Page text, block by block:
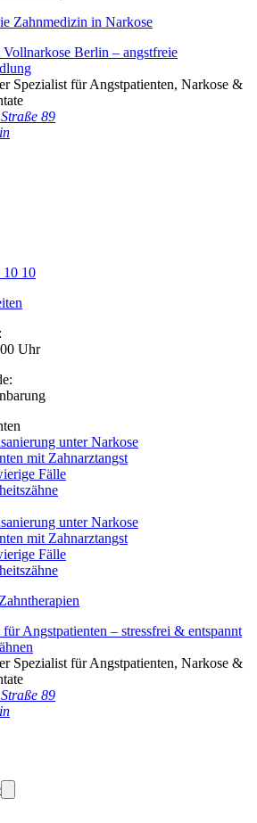
Zahnmedizin in Narkose
Spezialist für Angstpatienten, Narkose &
89
10 10
Uhr
unter Narkose
mit Zahnarztangst
Fälle
unter Narkose
mit Zahnarztangst
Fälle
Spezialist für Angstpatienten, Narkose &
89